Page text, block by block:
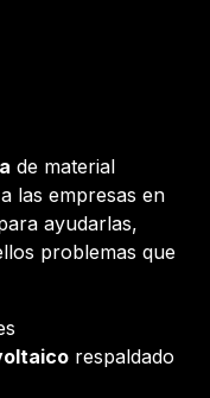
de material
las empresas en
ayudarlas,
problemas que
respaldado